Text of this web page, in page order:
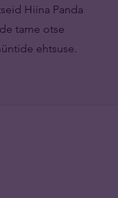
Hiina Panda
tarne otse
ehtsuse.